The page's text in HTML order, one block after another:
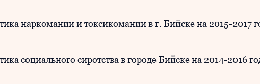
наркомании и токсикомании в г. Бийске на 2015-2017
социального сиротства в городе Бийске на 2014-2016